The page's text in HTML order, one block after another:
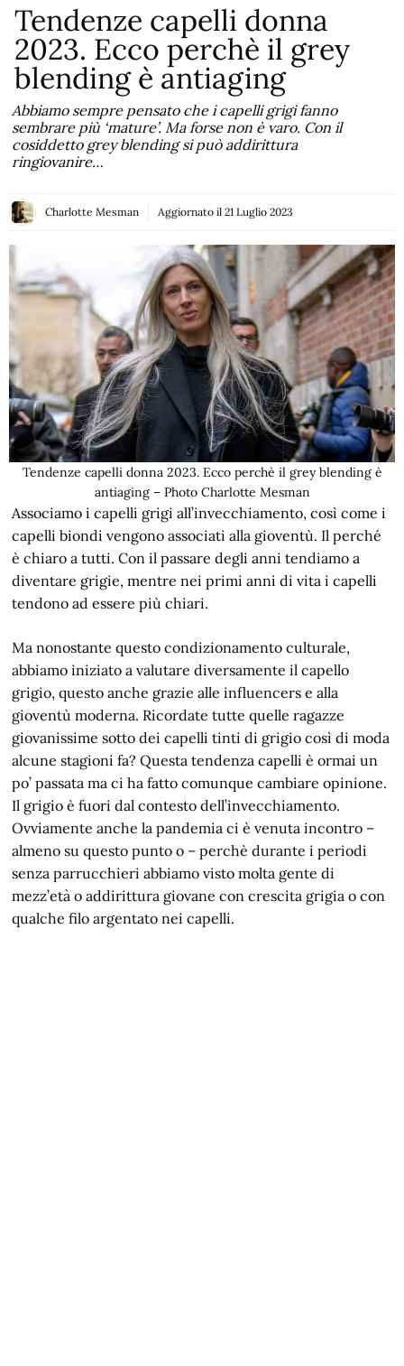
Tendenze capelli donna
2023. Ecco perchè il grey
blending è antiaging
Abbiamo sempre pensato che i capelli grigi fanno
sembrare più ‘mature’. Ma forse non è varo. Con il
cosiddetto grey blending si può addirittura
ringiovanire…
Charlotte Mesman Aggiornato il 21 Luglio 2023
Tendenze capelli donna 2023. Ecco perchè il grey blending è
antiaging – Photo Charlotte Mesman
Associamo i capelli grigi all’invecchiamento, così come i
capelli biondi vengono associati alla gioventù. Il perché
è chiaro a tutti. Con il passare degli anni tendiamo a
diventare grigie, mentre nei primi anni di vita i capelli
tendono ad essere più chiari.
Ma nonostante questo condizionamento culturale,
abbiamo iniziato a valutare diversamente il capello
grigio, questo anche grazie alle influencers e alla
gioventù moderna. Ricordate tutte quelle ragazze
giovanissime sotto dei capelli tinti di grigio così di moda
alcune stagioni fa? Questa tendenza capelli è ormai un
po’ passata ma ci ha fatto comunque cambiare opinione.
Il grigio è fuori dal contesto dell’invecchiamento.
Ovviamente anche la pandemia ci è venuta incontro –
almeno su questo punto o – perchè durante i periodi
senza parrucchieri abbiamo visto molta gente di
mezz’età o addirittura giovane con crescita grigia o con
qualche filo argentato nei capelli.